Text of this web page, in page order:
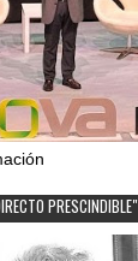
PRESCINDIBLE"